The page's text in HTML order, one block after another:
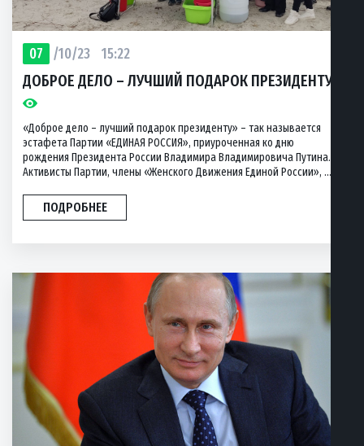
07 /10/23 15:22
ДОБРОЕ ДЕЛО – ЛУЧШИЙ ПОДАРОК ПРЕЗИДЕНТУ
«Доброе дело – лучший подарок президенту» – так называется
эстафета Партии «ЕДИНАЯ РОССИЯ», приуроченная ко дню
рождения Президента России Владимира Владимировича Путина.
Активисты Партии, члены «Женского Движения Единой России», ...
ПОДРОБНЕЕ